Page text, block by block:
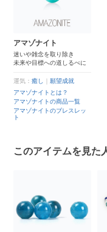
アマゾナイト
迷いや雑念を取り除き
未来や目標への道しるべに
運気：癒し
願望成就
アマゾナイトとは？
アマゾナイトの商品一覧
アマゾナイトのブレスレッ
ト
このアイテムを見た